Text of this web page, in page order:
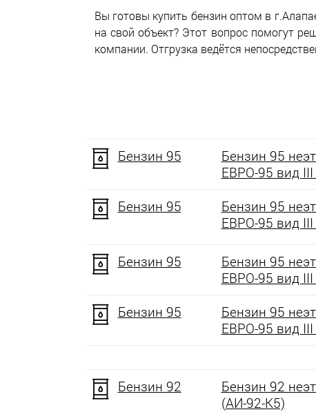
Вы готовы купить бензин оптом в
на свой объект? Этот вопрос помогут
компании. Отгрузка ведётся
Бензин 95
Бензин 95
ЕВРО-95 вид
Бензин 95
Бензин 95
ЕВРО-95 вид
Бензин 95
Бензин 95
ЕВРО-95 вид
Бензин 95
Бензин 95
ЕВРО-95 вид
Бензин 92
Бензин 92
(АИ-92-К5)